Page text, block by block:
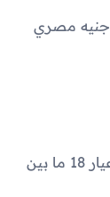
جنيه مصري
تتراوح مصنعية الذهب عيار 21 بين 60 و 110 جنيه لكل جرام، وتتراوح مصنعية الذهب عيار 18 ما بين